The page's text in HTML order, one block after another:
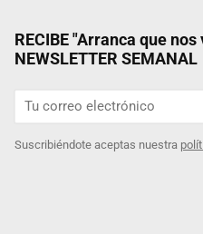
RECIBE "Arranca que
NEWSLETTER SEMANAL
Suscribiéndote aceptas nuestra